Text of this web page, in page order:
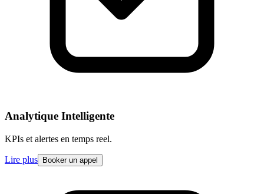
Analytique Intelligente
KPIs et alertes en temps reel.
Lire plus Booker un appel